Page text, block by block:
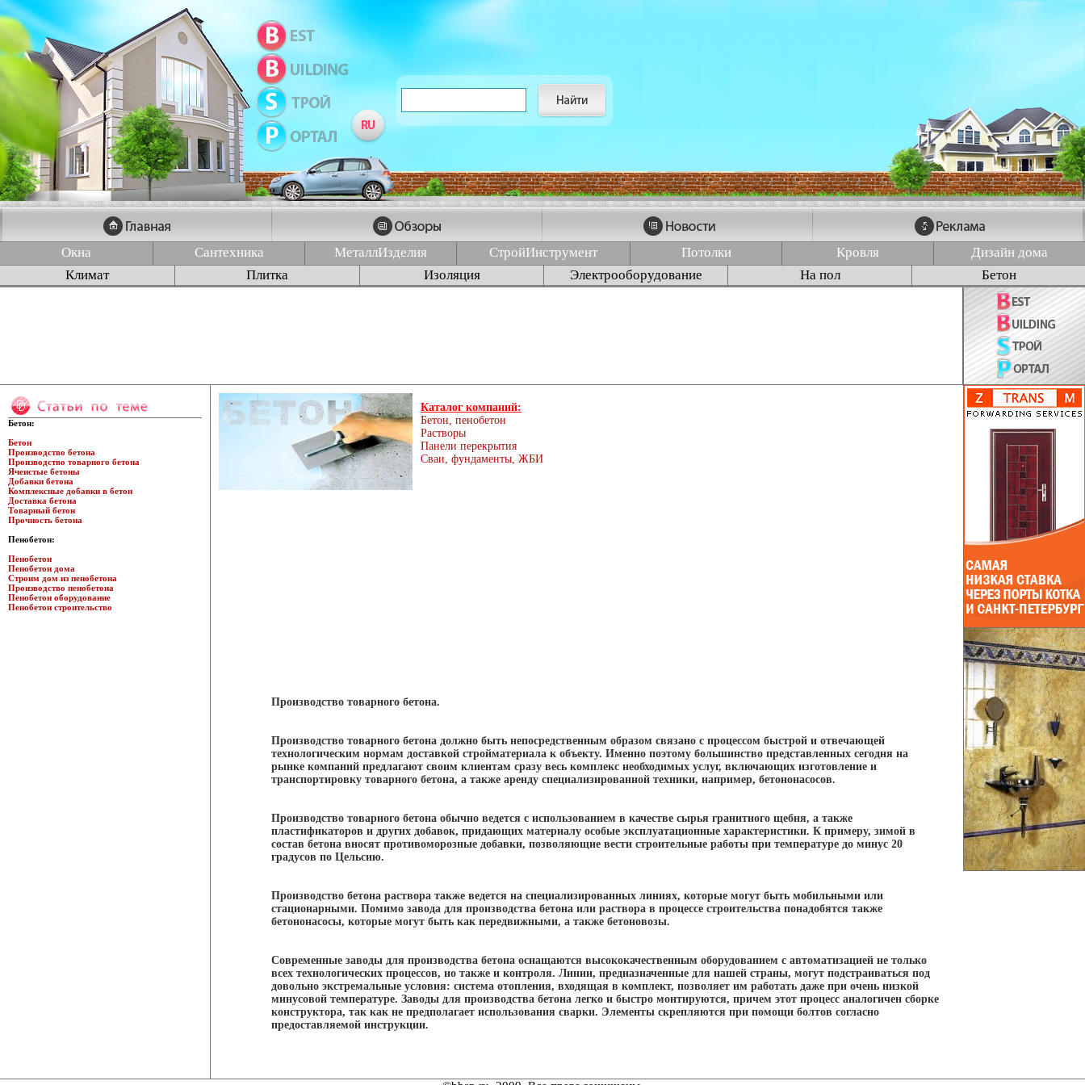
Окна Сантехника МеталлИзделия СтройИнструмент Потолки Кровля
Дизайн дома
Климат
Плитка Изоляция Электрооборудование На пол Бетон
Бетон:
Бетон
Производство бетона
Производство товарного бетона
Ячеистые бетоны
Добавки бетона
Комплексные добавки в бетон
Доставка бетона
Товарный бетон
Прочность бетона
Пенобетон:
Пенобетон
Пенобетон дома
Строим дом из пенобетона
Производство пенобетона
Пенобетон оборудование
Пенобетон строительство
Каталог компаний:
Бетон, пенобетон
Растворы
Панели перекрытия
Сваи, фундаменты, ЖБИ
Производство товарного бетона.
Производство товарного бетона должно быть непосредственным образом связано с процессом быстрой и отвечающей
технологическим нормам доставкой стройматериала к объекту. Именно поэтому большинство представленных сегодня на
рынке компаний предлагают своим клиентам сразу весь комплекс необходимых услуг, включающих изготовление и
транспортировку товарного бетона, а также аренду специализированной техники, например, бетононасосов.
Производство товарного бетона обычно ведется с использованием в качестве сырья гранитного щебня, а также
пластификаторов и других добавок, придающих материалу особые эксплуатационные характеристики. К примеру, зимой в
состав бетона вносят противоморозные добавки, позволяющие вести строительные работы при температуре до минус 20
градусов по Цельсию.
Производство бетона раствора также ведется на специализированных линиях, которые могут быть мобильными или
стационарными. Помимо завода для производства бетона или раствора в процессе строительства понадобятся также
бетононасосы, которые могут быть как передвижными, а также бетоновозы.
Современные заводы для производства бетона оснащаются высококачественным оборудованием с автоматизацией не только
всех технологических процессов, но также и контроля. Линии, предназначенные для нашей страны, могут подстраиваться под
довольно экстремальные условия: система отопления, входящая в комплект, позволяет им работать даже при очень низкой
минусовой температуре. Заводы для производства бетона легко и быстро монтируются, причем этот процесс аналогичен сборке
конструктора, так как не предполагает использования сварки. Элементы скрепляются при помощи болтов согласно
предоставляемой инструкции.